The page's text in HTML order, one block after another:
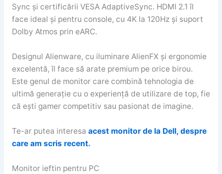
Sync și certificării VESA AdaptiveSync. HDMI 2.1 îl
face ideal și pentru console, cu 4K la 120Hz și suport
Dolby Atmos prin eARC.
Designul Alienware, cu iluminare AlienFX și ergonomie
excelentă, îl face să arate premium pe orice birou.
Este genul de monitor care combină tehnologia de
ultimă generație cu o experiență de utilizare de top, fie
că ești gamer competitiv sau pasionat de imagine.
Te-ar putea interesa acest monitor de la Dell, despre
care am scris recent.
Monitor ieftin pentru PC